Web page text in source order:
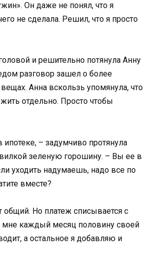
Он даже не понял, что я
не сделала. Решил, что я просто
и решительно потянула Анну
разговор зашел о более
Анна вскользь упомянула, что
отдельно. Просто чтобы
ипотеке, – задумчиво протянула
зеленую горошину. – Вы ее в
уходить надумаешь, надо все по
вместе?
Но платеж списывается с
мне каждый месяц половину своей
а остальное я добавляю и